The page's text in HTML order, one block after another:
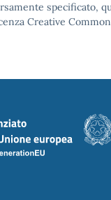
specificato,
Creative